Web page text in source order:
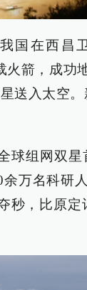
国在西昌
火箭，成功
送入太空
球组网双
万名科研
秒，比原定